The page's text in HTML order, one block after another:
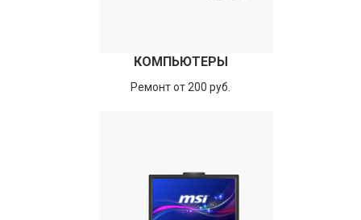
КОМПЬЮТЕРЫ
Ремонт от 200 руб.